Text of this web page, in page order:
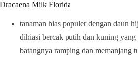
Dracaena Milk Florida
tanaman hias populer dengan daun
dihiasi bercak putih dan kuning yang
batangnya ramping dan memanjang